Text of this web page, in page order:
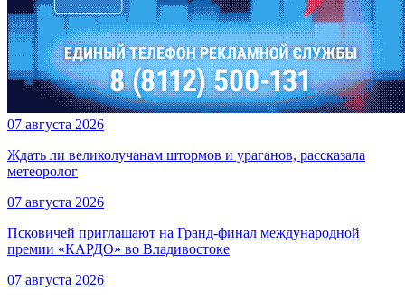
07 августа 2026
Ждать ли великолучанам штормов и ураганов, рассказала
метеоролог
07 августа 2026
Псковичей приглашают на Гранд‑финал международной
премии «КАРДО» во Владивостоке
07 августа 2026